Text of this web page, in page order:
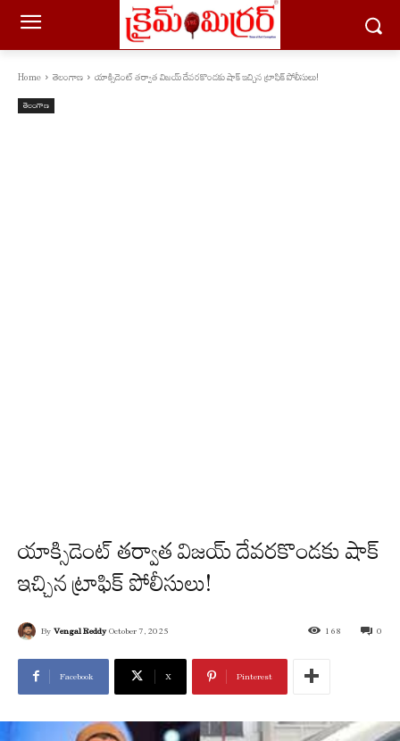
Home తెలంగాణ యాక్సిడెంట్ తర్వాత విజయ్ దేవరకొండకు షాక్ ఇచ్చిన ట్రాఫిక్ పోలీసులు!
తెలంగాణ
యాక్సిడెంట్ తర్వాత విజయ్ దేవరకొండకు షాక్
ఇచ్చిన ట్రాఫిక్ పోలీసులు!
By Vengal Reddy October 7, 2025 0
168
Facebook X Pinterest